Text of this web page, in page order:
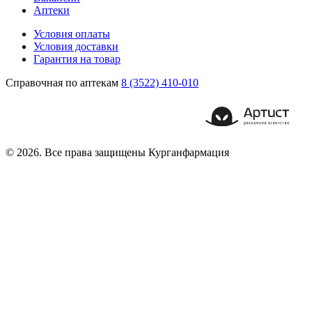
Аптеки
Условия оплаты
Условия доставки
Гарантия на товар
Справочная по аптекам 8 (3522) 410-010
© 2026. Все права защищены Курганфармация